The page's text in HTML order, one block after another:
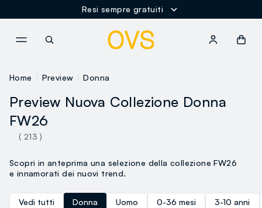
Resi sempre gratuiti
Home Preview Donna
Preview Nuova Collezione Donna
FW26
( 213 )
Scopri in anteprima una selezione della collezione FW26
e innamorati dei nuovi trend.
Vedi tutti Donna Uomo 0-36 mesi 3-10 anni